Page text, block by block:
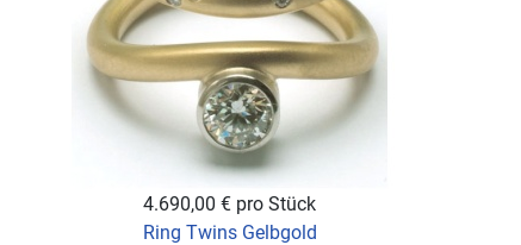
4.690,00 € pro Stück
Ring Twins Gelbgold